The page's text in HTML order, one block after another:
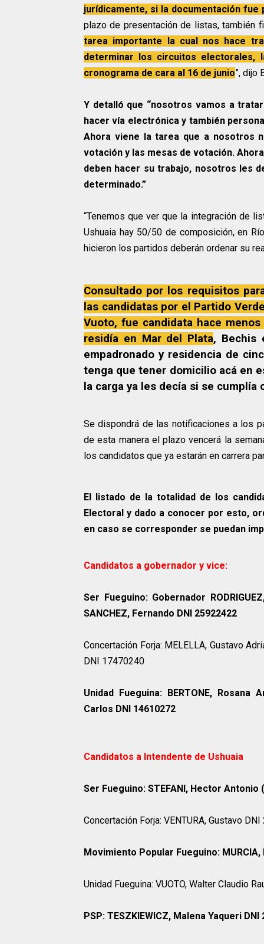
jurídicamente, si la documentación
plazo de presentación de listas, también
tarea importante la cual nos hace
determinar los circuitos electorales,
cronograma de cara al 16 de junio”, dijo
Y detalló que “nosotros vamos a
hacer vía electrónica y también
Ahora viene la tarea que a nosotros
votación y las mesas de votación.
deben hacer su trabajo, nosotros les
determinado.”
“Tenemos que ver que la integración de
Ushuaia hay 50/50 de composición, en
hicieron los partidos deberán ordenar su
Consultado por los requisitos
las candidatas por el Partido
Vuoto, fue candidata hace
residía en Mar del Plata, Bechis
empadronado y residencia de
tenga que tener domicilio acá en
la carga ya les decía si se cumplía
Se dispondrá de las notificaciones a los
de esta manera el plazo vencerá la
los candidatos que ya estarán en carrera
El listado de la totalidad de los
Electoral y dado a conocer por esto,
en caso se corresponder se puedan
Candidatos a gobernador y vice:
Ser Fueguino: Gobernador
SANCHEZ, Fernando DNI 25922422
Concertación Forja: MELELLA, Gustavo
DNI 17470240
Unidad Fueguina: BERTONE, Rosana
Carlos DNI 14610272
Candidatos a Intendente de Ushuaia
Ser Fueguino: STEFANI, Hector Antonio
Concertación Forja: VENTURA, Gustavo
Movimiento Popular Fueguino:
Unidad Fueguina: VUOTO, Walter Claudio
PSP: TESZKIEWICZ, Malena Yaqueri DNI